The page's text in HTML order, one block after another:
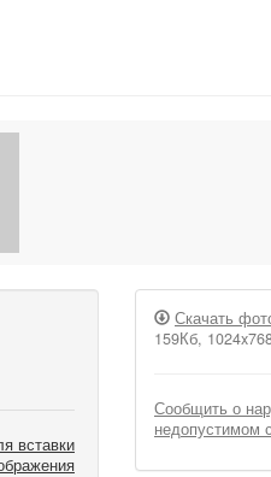
вставки
Скачать
159Кб,
Сообщить о
недопустимом